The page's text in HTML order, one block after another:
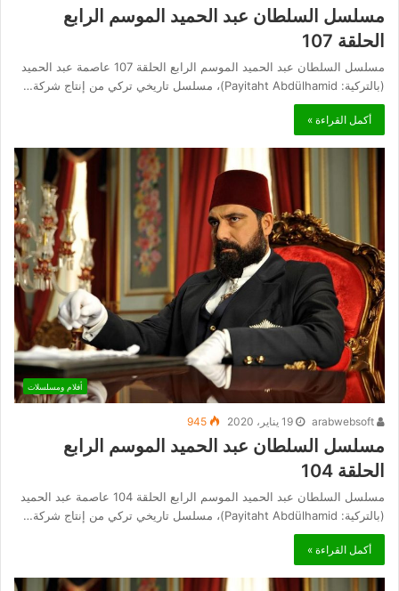
مسلسل السلطان عبد الحميد الموسم الرابع
الحلقة 107
مسلسل السلطان عبد الحميد الموسم الرابع الحلقة 107 عاصمة عبد الحميد
(بالتركية: Payitaht Abdülhamid)، مسلسل تاريخي تركي من إنتاج شركة…
أكمل القراءة »
أفلام ومسلسلات
19 يناير، 2020 945
مسلسل السلطان عبد الحميد الموسم الرابع
الحلقة 104
مسلسل السلطان عبد الحميد الموسم الرابع الحلقة 104 عاصمة عبد الحميد
(بالتركية: Payitaht Abdülhamid)، مسلسل تاريخي تركي من إنتاج شركة…
أكمل القراءة »